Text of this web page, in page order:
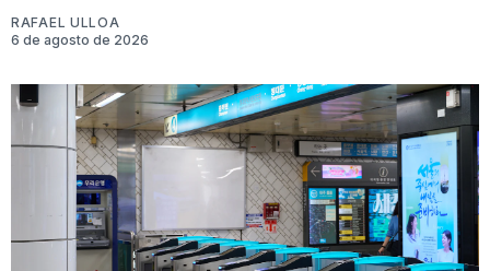
RAFAEL ULLOA
6 de agosto de 2026